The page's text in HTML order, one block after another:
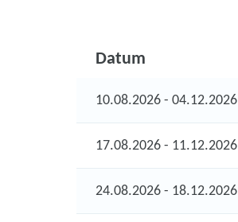
Datum
10.08.2026 - 04.12.2026
17.08.2026 - 11.12.2026
24.08.2026 - 18.12.2026